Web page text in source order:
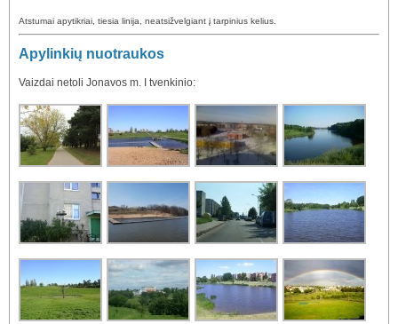
Atstumai apytikriai, tiesia linija, neatsižvelgiant į tarpinius kelius.
Apylinkių nuotraukos
Vaizdai netoli Jonavos m. I tvenkinio: